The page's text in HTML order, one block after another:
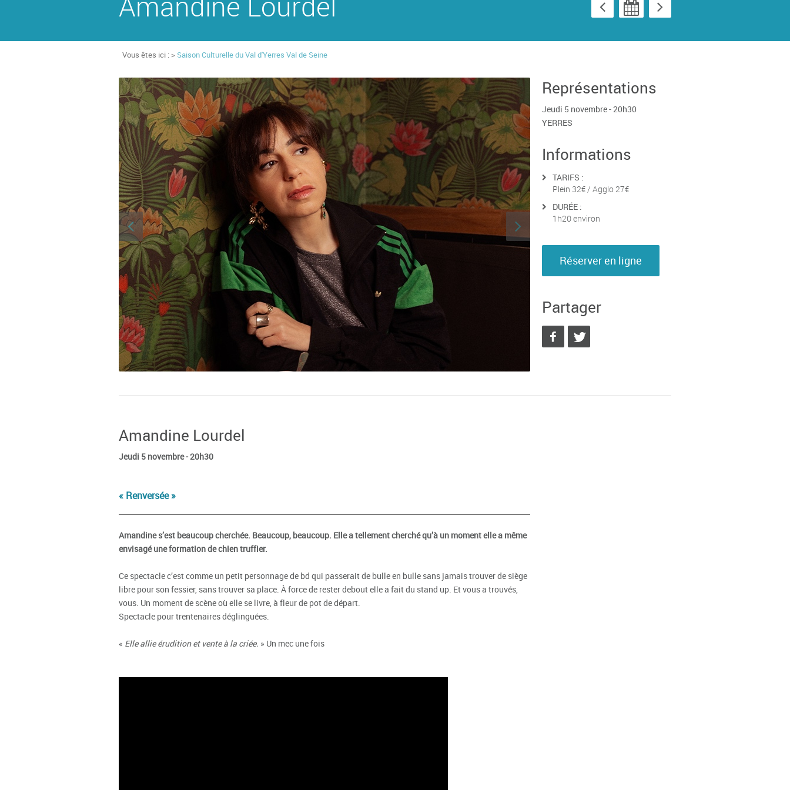
Vous êtes ici : > Saison Culturelle du Val d'Yerres Val de Seine
Représentations
Jeudi 5 novembre - 20h30
YERRES
Informations
TARIFS :
Plein 32€ / Agglo 27€
DURÉE :
1h20 environ
Réserver en ligne
Partager
Amandine Lourdel
Jeudi 5 novembre - 20h30
« Renversée »
Amandine s’est beaucoup cherchée. Beaucoup, beaucoup. Elle a tellement cherché qu’à un moment elle a même
envisagé une formation de chien truffier.
Ce spectacle c’est comme un petit personnage de bd qui passerait de bulle en bulle sans jamais trouver de siège
libre pour son fessier, sans trouver sa place. À force de rester debout elle a fait du stand up. Et vous a trouvés,
vous. Un moment de scène où elle se livre, à fleur de pot de départ.
Spectacle pour trentenaires déglinguées.
« Elle allie érudition et vente à la criée. » Un mec une fois